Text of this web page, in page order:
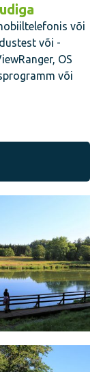
või
või -
OS
või